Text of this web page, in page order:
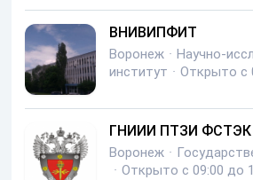
ВНИВИПФИТ
Воронеж · Научно-
институт · Открыто с
ГНИИИ ПТЗИ ФСТЭК
Воронеж ·
· Открыто с 09:00 до